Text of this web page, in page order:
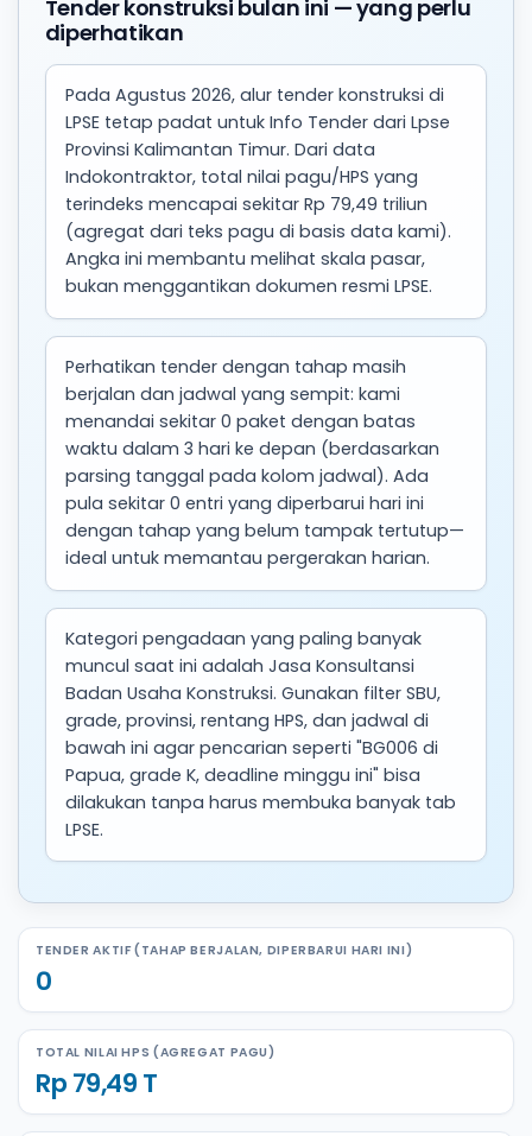
Tender konstruksi bulan ini — yang perlu
diperhatikan
Pada Agustus 2026, alur tender konstruksi di
LPSE tetap padat untuk Info Tender dari Lpse
Provinsi Kalimantan Timur. Dari data
Indokontraktor, total nilai pagu/HPS yang
terindeks mencapai sekitar Rp 79,49 triliun
(agregat dari teks pagu di basis data kami).
Angka ini membantu melihat skala pasar,
bukan menggantikan dokumen resmi LPSE.
Perhatikan tender dengan tahap masih
berjalan dan jadwal yang sempit: kami
menandai sekitar 0 paket dengan batas
waktu dalam 3 hari ke depan (berdasarkan
parsing tanggal pada kolom jadwal). Ada
pula sekitar 0 entri yang diperbarui hari ini
dengan tahap yang belum tampak tertutup—
ideal untuk memantau pergerakan harian.
Kategori pengadaan yang paling banyak
muncul saat ini adalah Jasa Konsultansi
Badan Usaha Konstruksi. Gunakan filter SBU,
grade, provinsi, rentang HPS, dan jadwal di
bawah ini agar pencarian seperti "BG006 di
Papua, grade K, deadline minggu ini" bisa
dilakukan tanpa harus membuka banyak tab
LPSE.
TENDER AKTIF (TAHAP BERJALAN, DIPERBARUI HARI INI)
0
TOTAL NILAI HPS (AGREGAT PAGU)
Rp 79,49 T